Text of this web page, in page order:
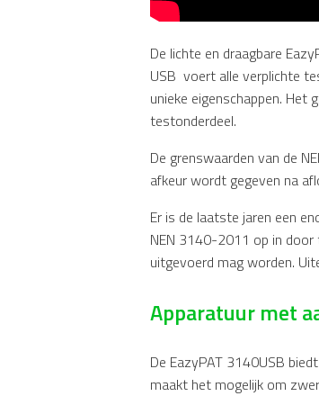
De lichte en draagbare
USB voert alle verplichte
unieke eigenschappen.
testonderdeel.
De grenswaarden van de
afkeur wordt gegeven na
Er is de laatste jaren een
NEN 3140-2011 op in
uitgevoerd mag worden.
Apparatuur met
De EazyPAT 3140USB
maakt het mogelijk om